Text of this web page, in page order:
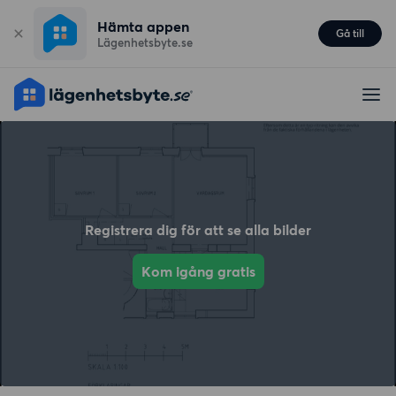
Hämta appen
Lägenhetsbyte.se
Gå till
Registrera dig för att se alla bilder
Kom igång gratis